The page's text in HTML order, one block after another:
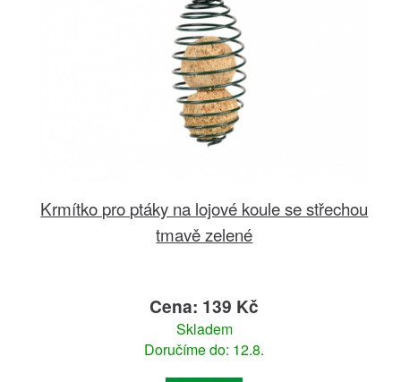
Krmítko pro ptáky na lojové koule se střechou
tmavě zelené
Cena: 139 Kč
Skladem
Doručíme do: 12.8.